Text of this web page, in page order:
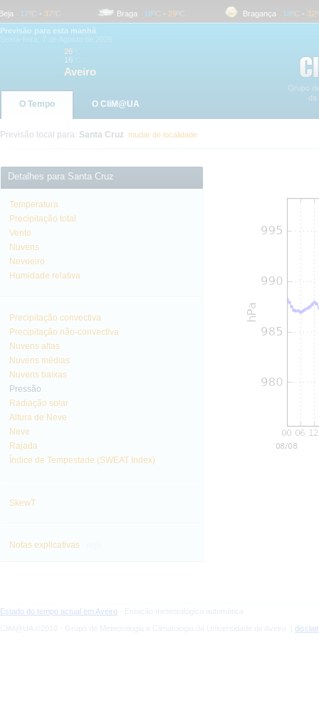
17 ºC- 37 ºC Braga 18 ºC- 29 ºC Bragança 18 ºC- 32 ºC
Previsão para esta manhã
26
16
Aveiro
O Tempo O CliM@UA
Previsão local para: Santa Cruz mudar de localidade
Detalhes para Santa Cruz
Temperatura
Precipitação total
Vento
Nuvens
Nevoeiro
Humidade relativa
Precipitação convectiva
Precipitação não-convectiva
Nuvens altas
Nuvens médias
Nuvens baixas
Pressão
Radiação solar
Altura de Neve
Neve
Rajada
Índice de Tempestade (SWEAT Index)
SkewT
Notas explicativas
Estado do tempo actual em Aveiro - Estação meteorológica automática
CliM@UA ©2010 - Grupo de Meteorologia e Climatologia da Universidade de Aveiro |